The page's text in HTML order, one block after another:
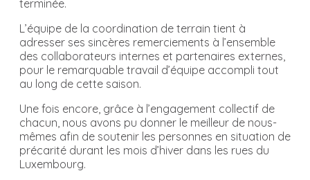
terminée.
L’équipe de la coordination de terrain tient à
adresser ses sincères remerciements à l’ensemble
des collaborateurs internes et partenaires externes,
pour le remarquable travail d’équipe accompli tout
au long de cette saison.
Une fois encore, grâce à l’engagement collectif de
chacun, nous avons pu donner le meilleur de nous-
mêmes afin de soutenir les personnes en situation de
précarité durant les mois d’hiver dans les rues du
Luxembourg.